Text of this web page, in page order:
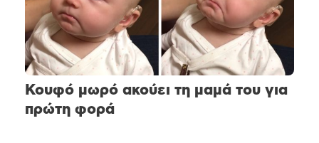
Κουφό μωρό ακούει τη μαμά του για
πρώτη φορά